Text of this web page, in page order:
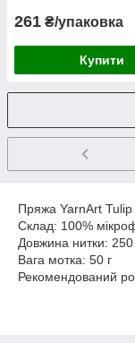
261 ₴/упаковка
Купити
Пряжа YarnАrt Tulip
Склад: 100%
Довжина нитки:
Вага мотка: 50 г
Рекомендований
Пряжа Yarnart Tulip